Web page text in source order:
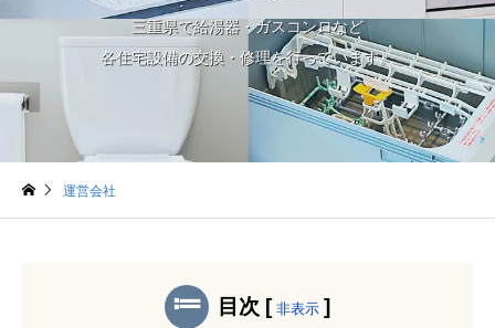
三重県で給湯器・ガスコンロなど
各住宅設備の交換・修理を行っています。
運営会社
目次 [ 非表示 ]